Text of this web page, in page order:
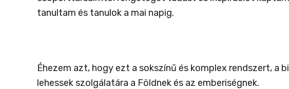
tanultam és tanulok a mai napig.
Éhezem azt, hogy ezt a sokszínű és komplex rendszert, a
lehessek szolgálatára a Földnek és az emberiségnek.